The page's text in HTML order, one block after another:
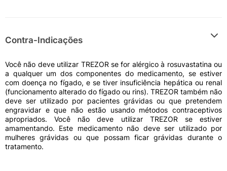
Contra-Indicações
Você não deve utilizar TREZOR se for alérgico à rosuvastatina ou
a qualquer um dos componentes do medicamento, se estiver
com doença no fígado, e se tiver insuficiência hepática ou renal
(funcionamento alterado do fígado ou rins). TREZOR também não
deve ser utilizado por pacientes grávidas ou que pretendem
engravidar e que não estão usando métodos contraceptivos
apropriados. Você não deve utilizar TREZOR se estiver
amamentando. Este medicamento não deve ser utilizado por
mulheres grávidas ou que possam ficar grávidas durante o
tratamento.